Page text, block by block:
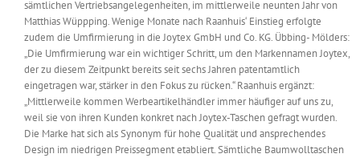
sämtlichen Vertriebsangelegenheiten, im mittlerweile neunten Jahr von
Matthias Wüppping. Wenige Monate nach Raanhuis‘ Einstieg erfolgte
zudem die Umfirmierung in die Joytex GmbH und Co. KG. Übbing- Mölders:
„Die Umfirmierung war ein wichtiger Schritt, um den Markennamen Joytex,
der zu diesem Zeitpunkt bereits seit sechs Jahren patentamtlich
eingetragen war, stärker in den Fokus zu rücken.“ Raanhuis ergänzt:
„Mittlerweile kommen Werbeartikelhändler immer häufiger auf uns zu,
weil sie von ihren Kunden konkret nach Joytex-Taschen gefragt wurden.
Die Marke hat sich als Synonym für hohe Qualität und ansprechendes
Design im niedrigen Preissegment etabliert. Sämtliche Baumwolltaschen